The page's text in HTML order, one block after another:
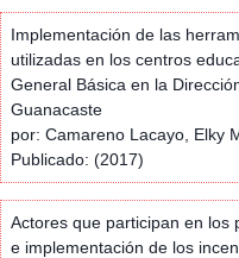
Implementación de las
utilizadas en los centros
General Básica en la
Guanacaste
por: Camareno Lacayo, Elky
Publicado: (2017)
Actores que participan en los
e implementación de los